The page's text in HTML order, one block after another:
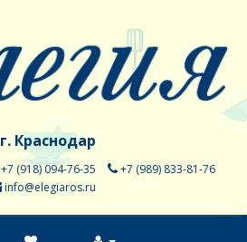
г. Краснодар
+7 (918) 094-76-35
+7 (989) 833-81-76
info@elegiaros.ru